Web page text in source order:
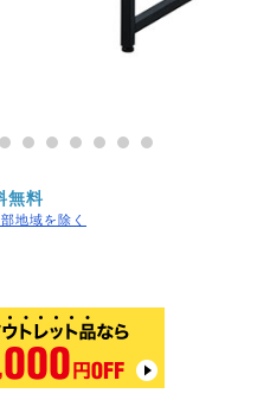
10 11 12
無料
地域を除く